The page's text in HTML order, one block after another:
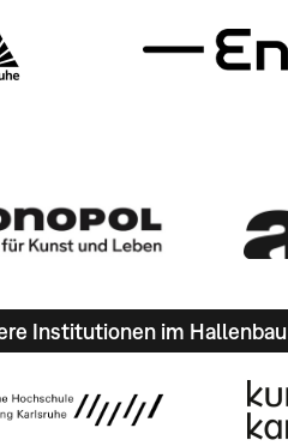
Institutionen im Hallenbau